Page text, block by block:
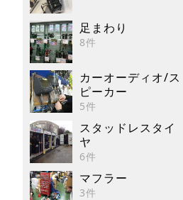
足まわり
8件
カーオーディオ/ス
ピーカー
5件
スタッドレスタイ
ヤ
6件
マフラー
3件